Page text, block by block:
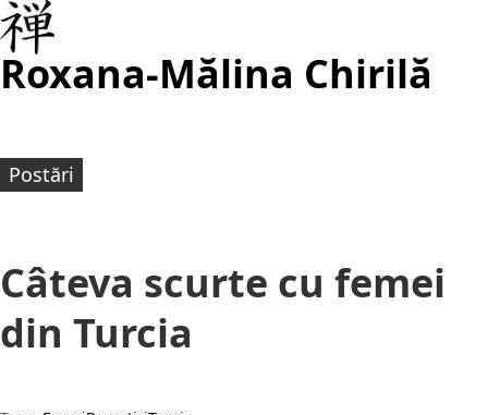
Roxana-Mălina Chirilă
Postări
Câteva scurte cu femei
din Turcia